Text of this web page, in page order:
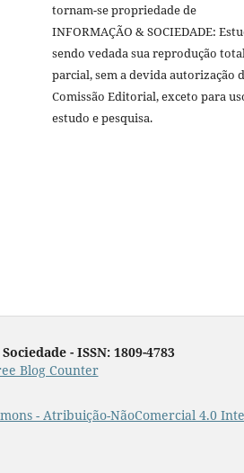
tornam-se propriedade de
INFORMAÇÃO & SOCIEDADE:
sendo vedada sua reprodução
parcial, sem a devida autorização
Comissão Editorial, exceto para
estudo e pesquisa.
- ISSN: 1809-4783
Blog Counter
- Atribuição-NãoComercial 4.0